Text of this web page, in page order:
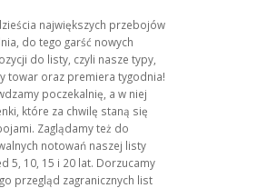
największych przebojów
do tego garść nowych
do listy, czyli nasze typy,
towar oraz premiera tygodnia!
poczekalnię, a w niej
które za chwilę staną się
Zaglądamy też do
notowań naszej listy
5, 10, 15 i 20 lat. Dorzucamy
przegląd zagranicznych list